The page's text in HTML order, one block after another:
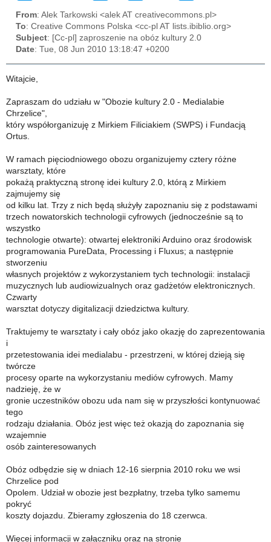
From: Alek Tarkowski <alek AT creativecommons.pl>
To: Creative Commons Polska <cc-pl AT lists.ibiblio.org>
Subject: [Cc-pl] zaproszenie na obóz kultury 2.0
Date: Tue, 08 Jun 2010 13:18:47 +0200
Witajcie,
Zapraszam do udziału w "Obozie kultury 2.0 - Medialabie
Chrzelice",
który współorganizuję z Mirkiem Filiciakiem (SWPS) i Fundacją
Ortus.
W ramach pięciodniowego obozu organizujemy cztery różne
warsztaty, które
pokażą praktyczną stronę idei kultury 2.0, którą z Mirkiem
zajmujemy się
od kilku lat. Trzy z nich będą służyły zapoznaniu się z podstawami
trzech nowatorskich technologii cyfrowych (jednocześnie są to
wszystko
technologie otwarte): otwartej elektroniki Arduino oraz środowisk
programowania PureData, Processing i Fluxus; a następnie
stworzeniu
własnych projektów z wykorzystaniem tych technologii: instalacji
muzycznych lub audiowizualnych oraz gadżetów elektronicznych.
Czwarty
warsztat dotyczy digitalizacji dziedzictwa kultury.
Traktujemy te warsztaty i cały obóz jako okazję do zaprezentowania
i
przetestowania idei medialabu - przestrzeni, w której dzieją się
twórcze
procesy oparte na wykorzystaniu mediów cyfrowych. Mamy
nadzieję, że w
gronie uczestników obozu uda nam się w przyszłości kontynuować
tego
rodzaju działania. Obóz jest więc też okazją do zapoznania się
wzajemnie
osób zainteresowanych
Obóz odbędzie się w dniach 12-16 sierpnia 2010 roku we wsi
Chrzelice pod
Opolem. Udział w obozie jest bezpłatny, trzeba tylko samemu
pokryć
koszty dojazdu. Zbieramy zgłoszenia do 18 czerwca.
Więcej informacji w załączniku oraz na stronie